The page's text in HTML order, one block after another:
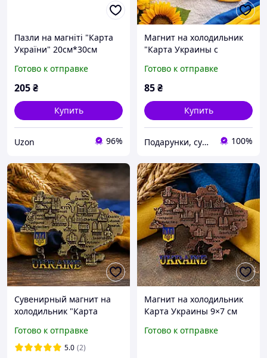
Пазли на магніті "Карта
України" 20см*30см
Готово к отправке
205₴
Купить
Uzon 96%
Магнит на холодильник
"Карта Украины с
9×7 см
Готово к отправке
85₴
Купить
Подарунки, сувеніри, предмети інтер'єру "Елефант" | © elephant.dp.ua 100%
Сувенирный магнит на
холодильник "Карта
9×7 см карта Украины с
городами и
Готово к отправке
5.0 (2)
Магнит на холодильник
Карта Украины 9×7 см
достопримечательностям
Готово к отправке